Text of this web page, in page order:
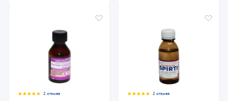
2 отзыва 2 отзыва